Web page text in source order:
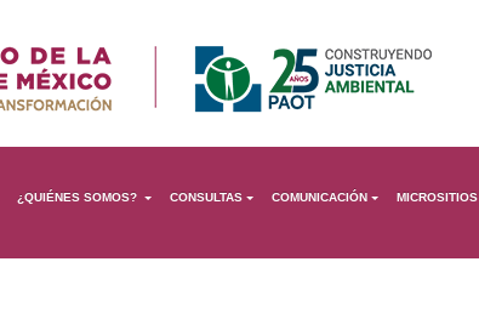
¿QUIÉNES SOMOS? CONSULTAS COMUNICACIÓN MICROSITIOS